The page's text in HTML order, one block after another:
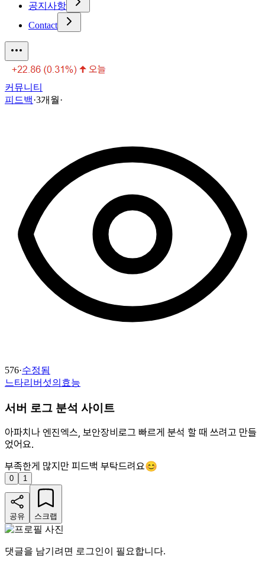
공지사항
Contact
커뮤니티
피드백·3개월·
576·수정됨
느타리버섯의효능
서버 로그 분석 사이트
아파치나 엔진엑스, 보안장비로그 빠르게 분석 할 때 쓰려고 만들
었어요.
부족한게 많지만 피드백 부탁드려요😊
0 1
공유 스크랩
댓글을 남기려면 로그인이 필요합니다.